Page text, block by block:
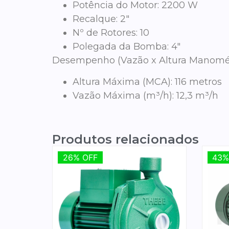
Potência do Motor: 2200 W
Recalque: 2″
Nº de Rotores: 10
Polegada da Bomba: 4″
Desempenho (Vazão x Altura
Altura Máxima (MCA): 116 metros
Vazão Máxima (m³/h): 12,3 m³/h
Produtos relacionados
26% OFF
26% OFF